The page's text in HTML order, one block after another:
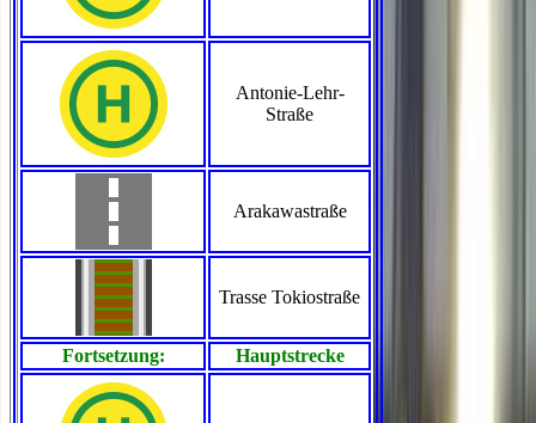
Antonie-Lehr-
Straße
Arakawastraße
Trasse Tokiostraße
Fortsetzung: Hauptstrecke